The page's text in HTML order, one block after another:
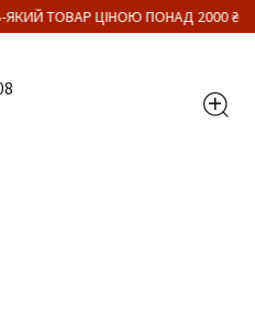
ТОВАР ЦІНОЮ ПОНАД 2000 ₴